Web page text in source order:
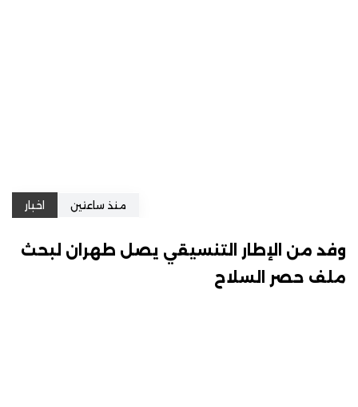
منذ ساعتين اخبار
وفد من الإطار التنسيقي يصل طهران لبحث
ملف حصر السلاح